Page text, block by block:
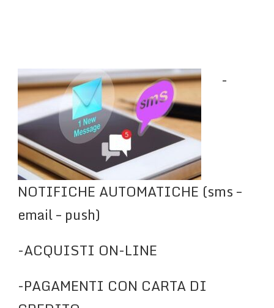
-
NOTIFICHE AUTOMATICHE (sms –
email – push)
-ACQUISTI ON-LINE
-PAGAMENTI CON CARTA DI